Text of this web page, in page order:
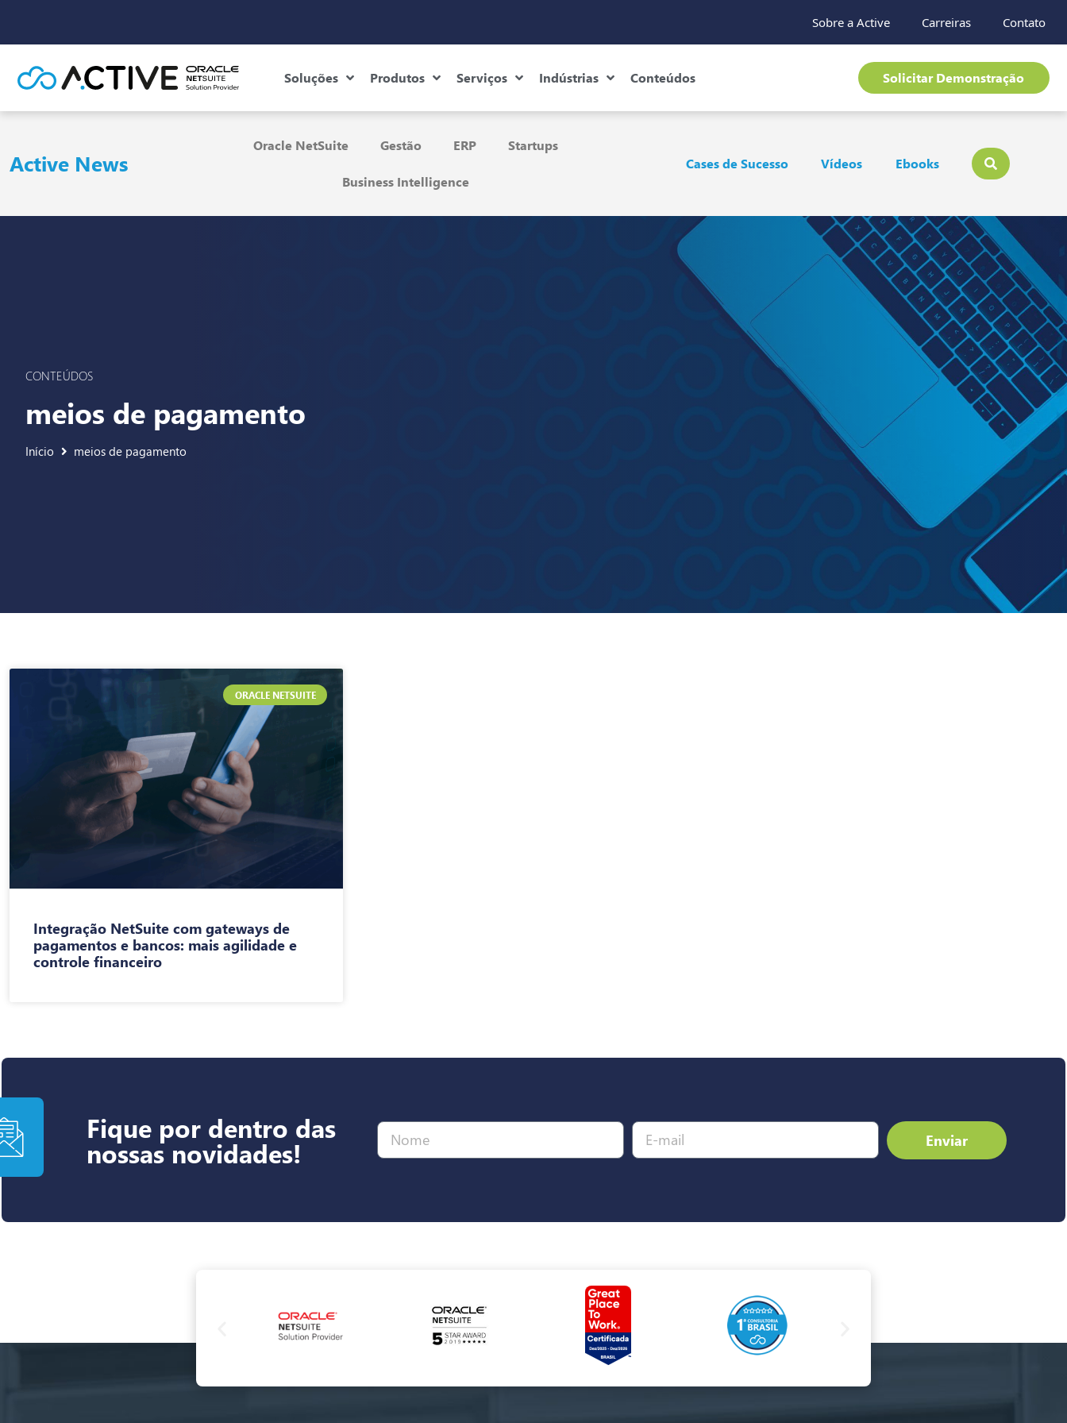
Sobre a Active Carreiras Contato
Soluções Produtos Serviços Indústrias Conteúdos Solicitar Demonstração
Active News
Oracle NetSuite Gestão ERP Startups
Business Intelligence
Cases de Sucesso Vídeos Ebooks
CONTEÚDOS
meios de pagamento
Início meios de pagamento
ORACLE NETSUITE
Integração NetSuite com gateways de
pagamentos e bancos: mais agilidade e
controle financeiro
Fique por dentro das
nossas novidades! Enviar